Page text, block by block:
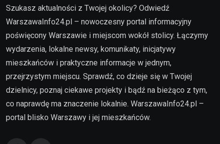
Szukasz aktualności z Twojej okolicy? Odwiedź
WarszawaInfo24.pl – nowoczesny portal informacyjny
poświęcony Warszawie i miejscom wokół stolicy. Łączymy
wydarzenia, lokalne newsy, komunikaty, inicjatywy
mieszkańców i praktyczne informacje w jednym,
przejrzystym miejscu. Sprawdź, co dzieje się w Twojej
dzielnicy, poznaj ciekawe projekty i bądź na bieżąco z tym,
co naprawdę ma znaczenie lokalnie. WarszawaInfo24.pl –
portal blisko Warszawy i jej mieszkańców.